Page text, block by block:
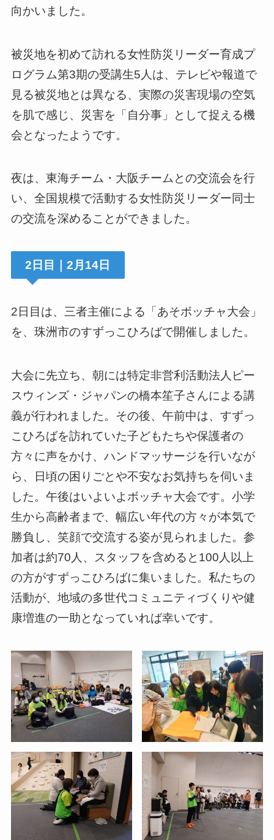
向かいました。
被災地を初めて訪れる女性防災リーダー育成プ
ログラム第3期の受講生5人は、テレビや報道で
見る被災地とは異なる、実際の災害現場の空気
を肌で感じ、災害を「自分事」として捉える機
会となったようです。
夜は、東海チーム・大阪チームとの交流会を行
い、全国規模で活動する女性防災リーダー同士
の交流を深めることができました。
2日目｜2月14日
2日目は、三者主催による「あそボッチャ大会」
を、珠洲市のすずっこひろばで開催しました。
大会に先立ち、朝には特定非営利活動法人ピー
スウィンズ・ジャパンの橋本笙子さんによる講
義が行われました。その後、午前中は、すずっ
こひろばを訪れていた子どもたちや保護者の
方々に声をかけ、ハンドマッサージを行いなが
ら、日頃の困りごとや不安なお気持ちを伺いま
した。午後はいよいよボッチャ大会です。小学
生から高齢者まで、幅広い年代の方々が本気で
勝負し、笑顔で交流する姿が見られました。参
加者は約70人、スタッフを含めると100人以上
の方がすずっこひろばに集いました。私たちの
活動が、地域の多世代コミュニティづくりや健
康増進の一助となっていれば幸いです。